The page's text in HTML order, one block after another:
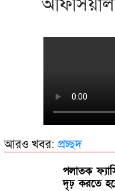
আরও খবর: প্রচ্ছদ
পলাতক
দৃঢ় করতে